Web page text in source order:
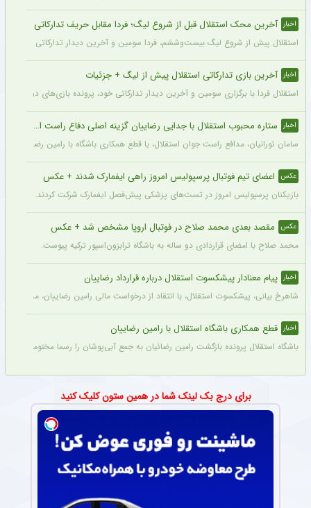
اخبار آخرین محک استقلال قبل از شروع لیگ؛ فردا مقابل حریف تدارکاتی
استقلال پیش از شروع لیگ بیست‌وششم، فردا سومین و آخرین دیدار تدارکاتی خود را
اخبار آخرین بازی تدارکاتی استقلال پیش از لیگ + جزئیات
استقلال فردا با برگزاری سومین و آخرین دیدار تدارکاتی خود، پرونده بازی‌های
اخبار ستاره محبوب استقلال با جدایی رضاییان گزینه اصلی دفاع راست این تیم
سامان تورانیان، مدافع راست جوان استقلال، با قطع همکاری باشگاه با رامین رضاییان،
عکس اعضای تیم فوتبال پرسپولیس امروز راهی ایفمارک شدند + عکس
بازیکنان پرسپولیس امروز در تست‌های پزشکی پیش‌فصل ایفمارک شرکت کردند. این
عکس مقصد بعدی محمد صلاح در فوتبال اروپا مشخص شد + عکس
محمد صلاح با امضای قراردادی دو ساله به باشگاه ترابزون‌اسپور ترکیه پیوست.
اخبار پیام معنادار پیشکسوت استقلال درباره قرارداد رضاییان
شاهرخ بیانی، پیشکسوت استقلال، با انتقاد از درخواست مالی رامین رضاییان، مدعی
اخبار قطع همکاری باشگاه استقلال با رامین رضاییان
باشگاه استقلال پرونده بازگشت رامین رضائیان به جمع آبی‌پوشان را رسما مختومه اعلام
برای درج بک لینک شما در همین ستون کلیک کنید